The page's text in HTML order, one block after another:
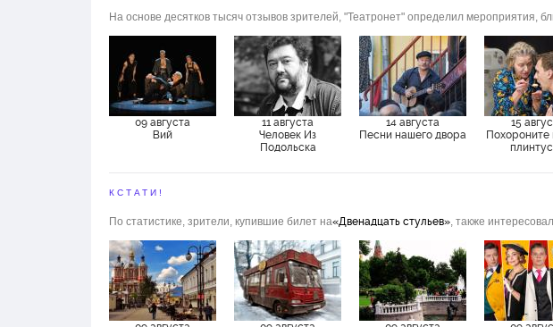
Дмитрий Стройкин
Полина Ровнер
Захар Муралев
Аниса Фархи
На основе десятков тысяч отзывов зрителей, "Театронет" определил мероприятия,
09 августа
Вий
11 августа
Человек Из
Подольска
14 августа
Песни нашего двора
15
Похороните
КСТАТИ!
По статистике, зрители, купившие билет на«Двенадцать стульев», также